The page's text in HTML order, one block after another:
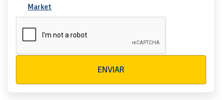
Market
ENVIAR